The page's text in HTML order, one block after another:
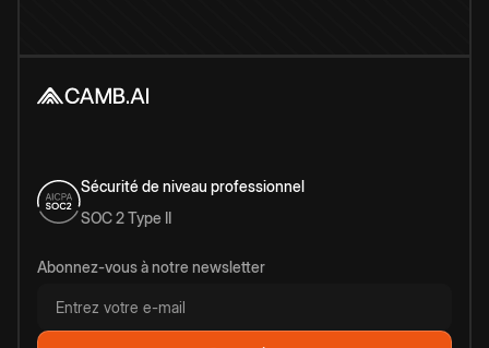
Sécurité de niveau professionnel
SOC 2 Type II
Abonnez-vous à notre newsletter